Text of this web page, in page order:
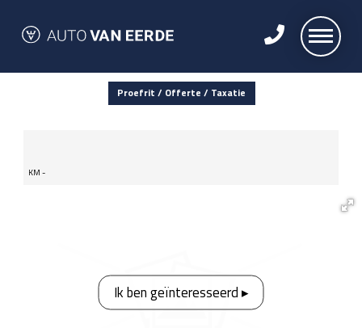
Proefrit / Offerte / Taxatie
KM -
Ik ben geïnteresseerd